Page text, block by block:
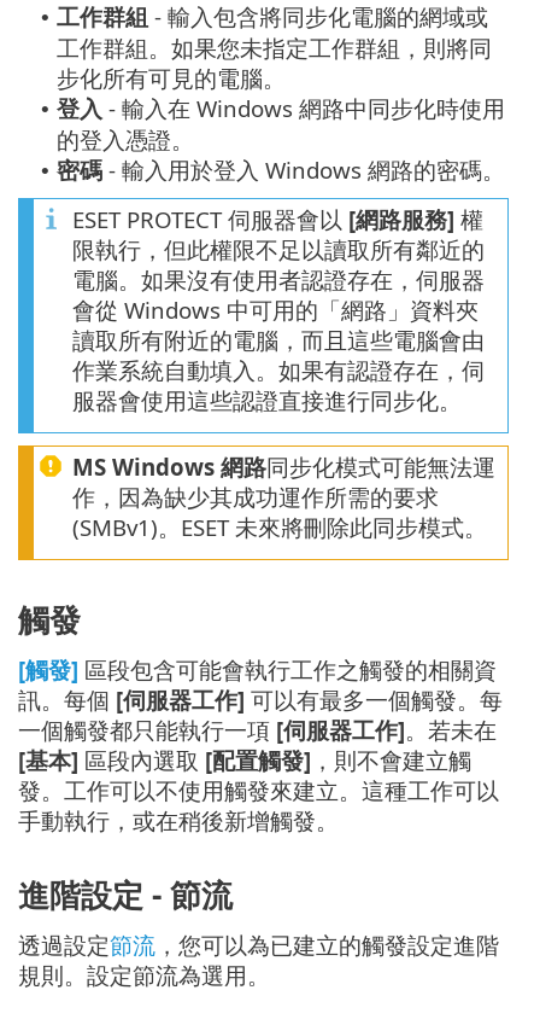
• 工作群組 - 輸入包含將同步化電腦的網域或
工作群組。如果您未指定工作群組，則將同
步化所有可見的電腦。
• 登入 - 輸入在 Windows 網路中同步化時使用
的登入憑證。
• 密碼 - 輸入用於登入 Windows 網路的密碼。
ESET PROTECT 伺服器會以 [網路服務] 權
限執行，但此權限不足以讀取所有鄰近的
電腦。如果沒有使用者認證存在，伺服器
會從 Windows 中可用的「網路」資料夾
讀取所有附近的電腦，而且這些電腦會由
作業系統自動填入。如果有認證存在，伺
服器會使用這些認證直接進行同步化。
MS Windows 網路同步化模式可能無法運
作，因為缺少其成功運作所需的要求
(SMBv1)。ESET 未來將刪除此同步模式。
觸發
[觸發] 區段包含可能會執行工作之觸發的相關資
訊。每個 [伺服器工作] 可以有最多一個觸發。每
一個觸發都只能執行一項 [伺服器工作]。若未在
[基本] 區段內選取 [配置觸發] ，則不會建立觸
發。工作可以不使用觸發來建立。這種工作可以
手動執行，或在稍後新增觸發。
進階設定 - 節流
透過設定節流 ，您可以為已建立的觸發設定進階
規則。設定節流為選用。